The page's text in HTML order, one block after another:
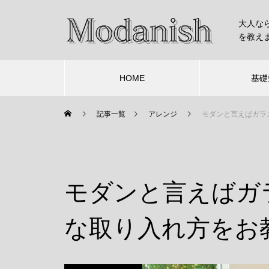
大人な
を教え
HOME 基
記事一覧 アレンジ モダンと言えばガ
モダンと言えば
な取り入れ方をお